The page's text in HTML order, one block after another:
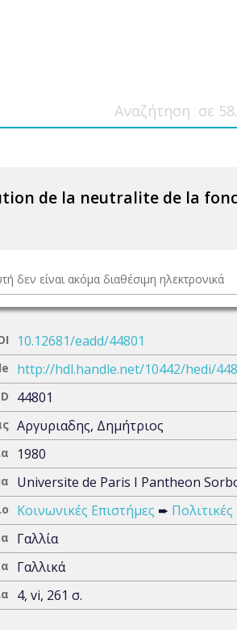
de la neutralite de la
δεν είναι ακόμα διαθέσιμη ηλεκτρονικά
10.12681/eadd/44801
http://hdl.handle.net/10442/hedi/
44801
Αργυριαδης, Δημήτριος
1980
Universite de Paris I Pantheon
Κοινωνικές Επιστήμες ➨
Γαλλία
Γαλλικά
4, vi, 261 σ.